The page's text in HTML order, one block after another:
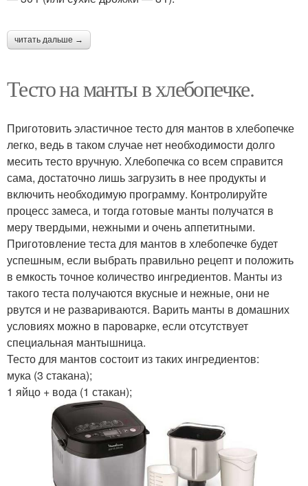
читать дальше →
Тесто на манты в хлебопечке.
Приготовить эластичное тесто для мантов в хлебопечке
легко, ведь в таком случае нет необходимости долго
месить тесто вручную. Хлебопечка со всем справится
сама, достаточно лишь загрузить в нее продукты и
включить необходимую программу. Контролируйте
процесс замеса, и тогда готовые манты получатся в
меру твердыми, нежными и очень аппетитными.
Приготовление теста для мантов в хлебопечке будет
успешным, если выбрать правильно рецепт и положить
в емкость точное количество ингредиентов. Манты из
такого теста получаются вкусные и нежные, они не
рвутся и не развариваются. Варить манты в домашних
условиях можно в пароварке, если отсутствует
специальная мантышница.
Тесто для мантов состоит из таких ингредиентов:
мука (3 стакана);
1 яйцо + вода (1 стакан);